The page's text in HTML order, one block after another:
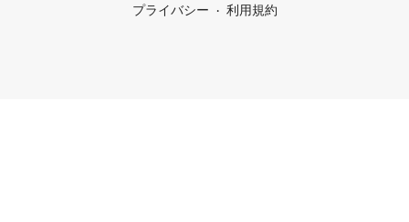
プライバシー
利用規約